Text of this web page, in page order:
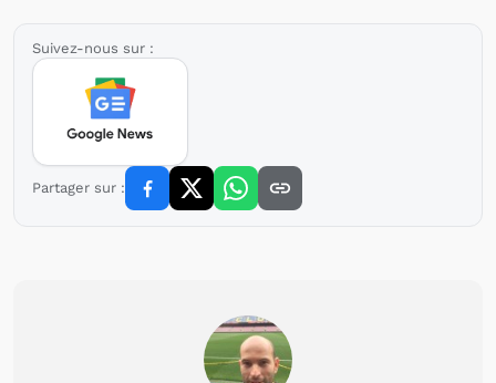
Suivez-nous sur :
Partager sur :